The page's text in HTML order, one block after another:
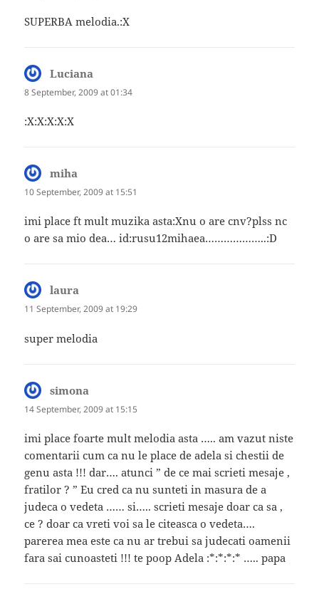
SUPERBA melodia.:X
Luciana
8 September, 2009 at 01:34
:X:X:X:X:X
miha
10 September, 2009 at 15:51
imi place ft mult muzika asta:Xnu o are cnv?plss nc
o are sa mio dea… id:rusu12mihaea………………..:D
laura
11 September, 2009 at 19:29
super melodia
simona
14 September, 2009 at 15:15
imi place foarte mult melodia asta ….. am vazut niste
comentarii cum ca nu le place de adela si chestii de
genu asta !!! dar…. atunci ” de ce mai scrieti mesaje ,
fratilor ? ” Eu cred ca nu sunteti in masura de a
judeca o vedeta …… si….. scrieti mesaje doar ca sa ,
ce ? doar ca vreti voi sa le citeasca o vedeta….
parerea mea este ca nu ar trebui sa judecati oamenii
fara sai cunoasteti !!! te poop Adela :*:*:*:* ….. papa